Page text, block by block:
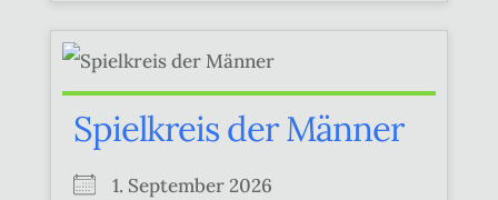
Spielkreis der Männer
1. September 2026